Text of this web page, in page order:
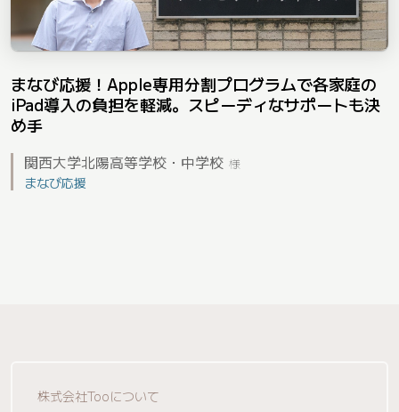
まなび応援！Apple専用分割プログラムで各家庭の
iPad導入の負担を軽減。スピーディなサポートも決
め手
関西大学北陽高等学校・中学校 様
まなび応援
株式会社Tooについて